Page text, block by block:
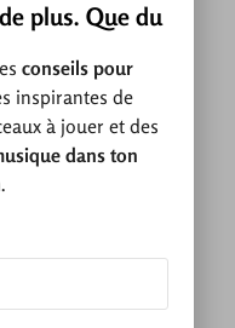
plus. Que du
conseils pour
inspirantes de
à jouer et des
dans ton
.